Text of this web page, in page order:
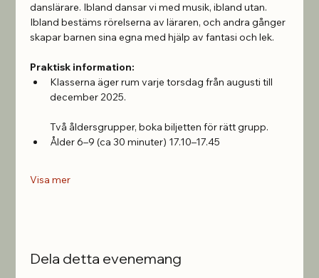
danslärare. Ibland dansar vi med musik, ibland utan.
Ibland bestäms rörelserna av läraren, och andra gånger
skapar barnen sina egna med hjälp av fantasi och lek.
Praktisk information:
Klasserna äger rum varje torsdag från augusti till
december 2025.
Två åldersgrupper, boka biljetten för rätt grupp.
Ålder 6–9 (ca 30 minuter) 17.10–17.45
Visa mer
Dela detta evenemang